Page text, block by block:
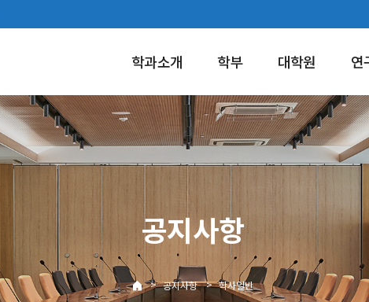
학과소개 학부 대학원 연
공지사항
> 공지사항 > 학사일반